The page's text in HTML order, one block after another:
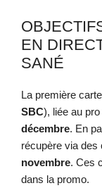
EN
SANÉ
La première
SBC), liée au pro
décembre. En
récupère via des
novembre. Ces
dans la promo.